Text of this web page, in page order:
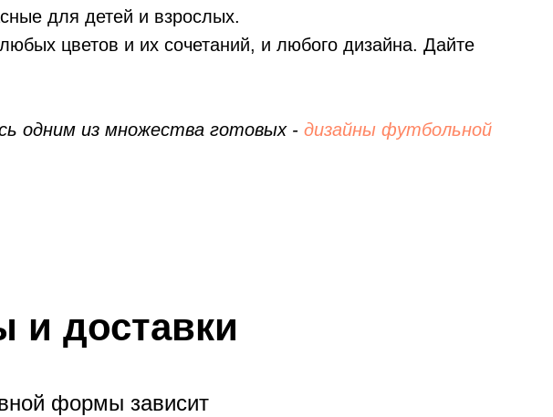
для детей и взрослых.
цветов и их сочетаний, и любого дизайна. Дайте
одним из множества готовых - дизайны футбольной
и доставки
формы зависит